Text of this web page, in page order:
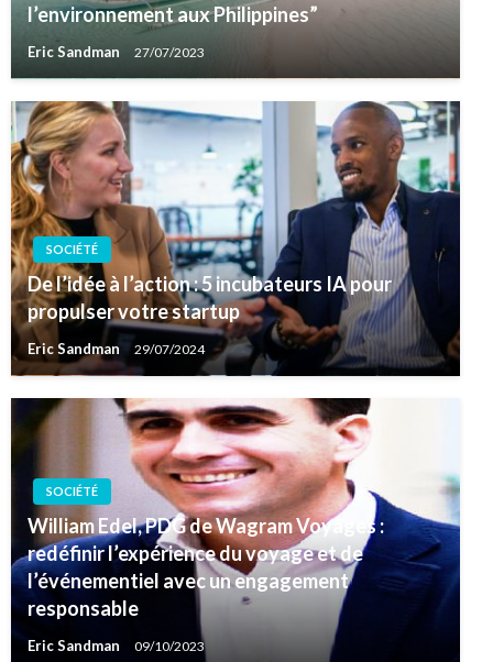
l’environnement aux Philippines”
Eric Sandman 27/07/2023
SOCIÉTÉ
De l’idée à l’action : 5 incubateurs IA pour
propulser votre startup
Eric Sandman 29/07/2024
SOCIÉTÉ
William Edel, PDG de Wagram Voyages :
redéfinir l’expérience du voyage et de
l’événementiel avec un engagement
responsable
Eric Sandman 09/10/2023